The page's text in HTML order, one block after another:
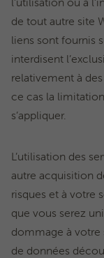
de tout autre site
liens sont fournis
interdisent
relativement à
ce cas la
s’appliquer.
L’utilisation des
autre acquisition
risques et à votre
que vous serez
dommage à
de données